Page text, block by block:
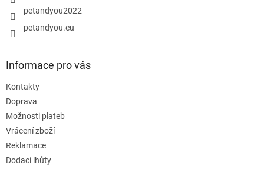
petandyou2022
petandyou.eu
Informace pro vás
Kontakty
Doprava
Možnosti plateb
Vrácení zboží
Reklamace
Dodací lhůty